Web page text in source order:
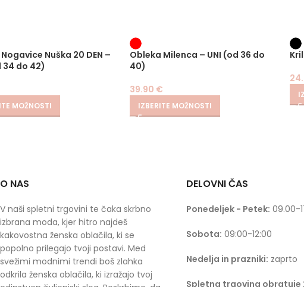
Nuška 20 DEN –
34 do 42)
MOŽNOSTI
Obleka Milenca – UNI (od 36 do
40)
39.90 €
IZBERITE MOŽNOSTI
O NAS
V naši spletni trgovini te čaka skrbno
izbrana moda, kjer hitro najdeš
kakovostna ženska oblačila, ki se
popolno prilegajo tvoji postavi. Med
svežimi modnimi trendi boš zlahka
odkrila ženska oblačila, ki izražajo tvoj
DELOVNI ČAS
Ponedeljek - Petek: 09.00-
Sobota: 09:00-12:00
Nedelja in prazniki: zaprto
Spletna trgovina obratuje